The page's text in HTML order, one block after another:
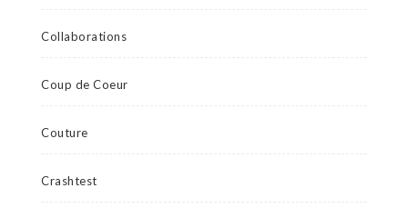
Collaborations
Coup de Coeur
Couture
Crashtest